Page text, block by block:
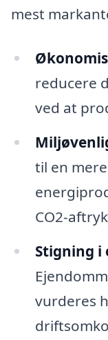
mest
reducere
ved at
til en
CO2-
Stigning i
vurderes